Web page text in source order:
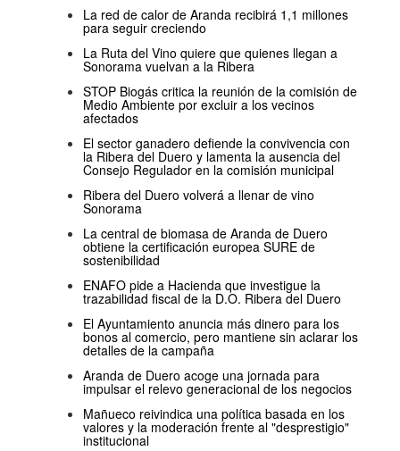
La red de calor de Aranda recibirá 1,1 millones
para seguir creciendo
La Ruta del Vino quiere que quienes llegan a
Sonorama vuelvan a la Ribera
STOP Biogás critica la reunión de la comisión de
Medio Ambiente por excluir a los vecinos
afectados
El sector ganadero defiende la convivencia con
la Ribera del Duero y lamenta la ausencia del
Consejo Regulador en la comisión municipal
Ribera del Duero volverá a llenar de vino
Sonorama
La central de biomasa de Aranda de Duero
obtiene la certificación europea SURE de
sostenibilidad
ENAFO pide a Hacienda que investigue la
trazabilidad fiscal de la D.O. Ribera del Duero
El Ayuntamiento anuncia más dinero para los
bonos al comercio, pero mantiene sin aclarar los
detalles de la campaña
Aranda de Duero acoge una jornada para
impulsar el relevo generacional de los negocios
Mañueco reivindica una política basada en los
valores y la moderación frente al "desprestigio"
institucional